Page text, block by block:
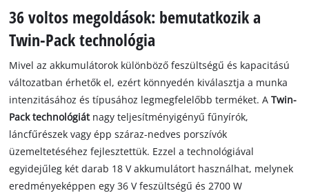
36 voltos megoldások: bemutatkozik a
Twin-Pack technológia
Mivel az akkumulátorok különböző feszültségű és kapacitású
változatban érhetők el, ezért könnyedén kiválasztja a munka
intenzitásához és típusához legmegfelelőbb terméket. ATwin-
Pack technológiátnagy teljesítményigényű fűnyírók,
láncfűrészek vagy épp száraz-nedves porszívók
üzemeltetéséhez fejlesztettük. Ezzel a technológiával
egyidejűleg két darab 18 V akkumulátort használhat, melynek
eredményeképpen egy 36 V feszültségű és 2700 W